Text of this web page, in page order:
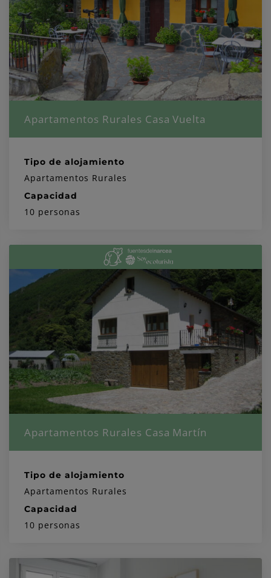
Apartamentos Rurales Casa Vuelta
Tipo de alojamiento
Apartamentos Rurales
Capacidad
10 personas
Apartamentos Rurales Casa Martín
Tipo de alojamiento
Apartamentos Rurales
Capacidad
10 personas